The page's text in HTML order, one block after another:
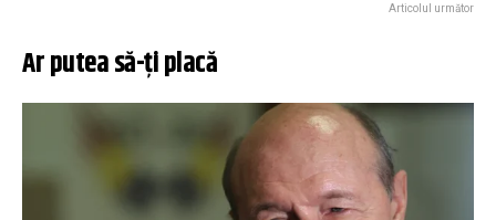
Articolul următor
Ar putea să-ți placă